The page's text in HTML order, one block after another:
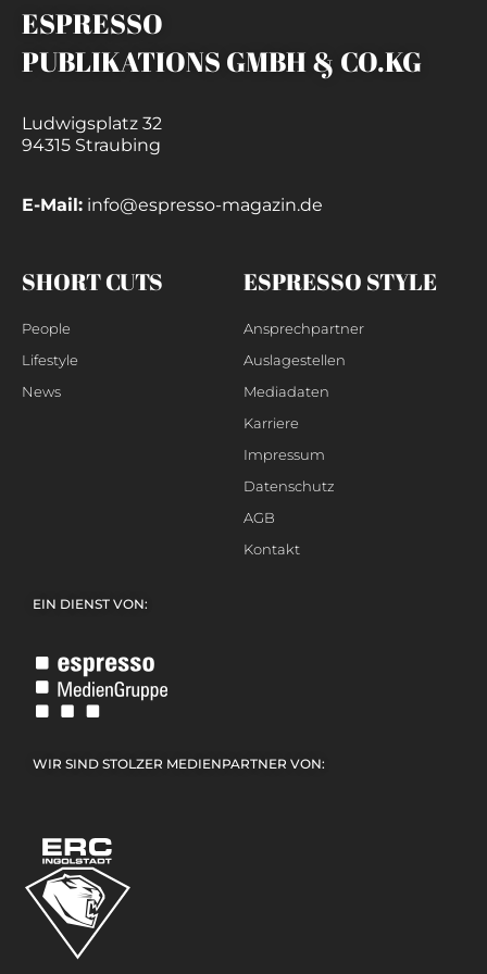
ESPRESSO
PUBLIKATIONS GMBH & CO.KG
Ludwigsplatz 32
94315 Straubing
E-Mail: info@espresso-magazin.de
SHORT CUTS
People
Lifestyle
News
ESPRESSO STYLE
Ansprechpartner
Auslagestellen
Mediadaten
Karriere
Impressum
Datenschutz
AGB
Kontakt
EIN DIENST VON:
WIR SIND STOLZER MEDIENPARTNER VON: